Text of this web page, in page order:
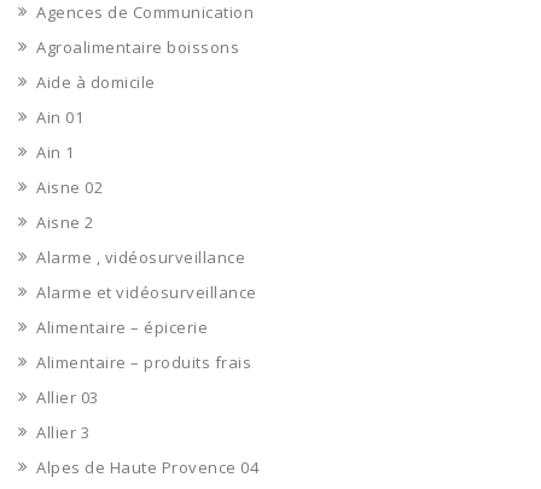
Agences de Communication
Agroalimentaire boissons
Aide à domicile
Ain 01
Ain 1
Aisne 02
Aisne 2
Alarme , vidéosurveillance
Alarme et vidéosurveillance
Alimentaire – épicerie
Alimentaire – produits frais
Allier 03
Allier 3
Alpes de Haute Provence 04